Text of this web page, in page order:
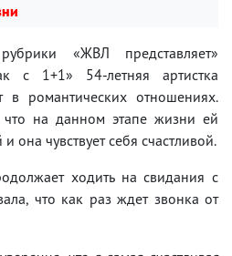
«ЖВЛ представляет»
с 1+1» 54-летняя артистка
в романтических отношениях.
что на данном этапе жизни ей
она чувствует себя счастливой.
ходить на свидания с
что как раз ждет звонка от